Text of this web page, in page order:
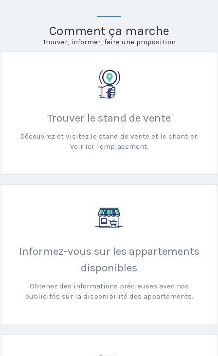
Comment ça marche
Trouver, informer, faire une proposition
Trouver le stand de vente
Découvrez et visitez le stand de vente et le chantier.
Voir ici l'emplacement.
Informez-vous sur les appartements
disponibles
Obtenez des informations précieuses avec nos
publicités sur la disponibilité des appartements.